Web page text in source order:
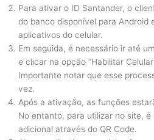
Para ativar o ID Santander, o
do banco disponível para Android
aplicativos do celular.
Em seguida, é necessário ir até
e clicar na opção “Habilitar
Importante notar que esse
vez.
Após a ativação, as funções
No entanto, para utilizar no site,
adicional através do QR Code.